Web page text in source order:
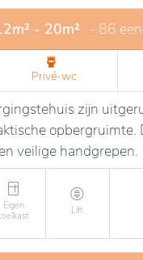
- 20m² - 86
Privé-wc
zijn
opbergruimte.
veilige handgrepen.
Eigen
Lift